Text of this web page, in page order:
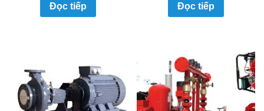
Đọc tiếp Đọc tiếp